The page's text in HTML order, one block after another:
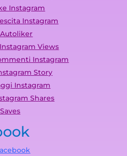
Instagram
Instagram
Views
Instagram
Story
Instagram
Shares